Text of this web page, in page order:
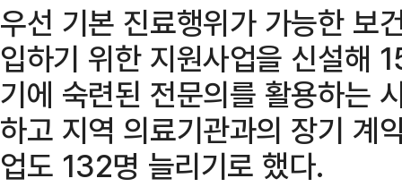
우선 기본 진료행위가 가능한 보
입하기 위한 지원사업을 신설해
기에 숙련된 전문의를 활용하는
하고 지역 의료기관과의 장기 계
업도 132명 늘리기로 했다.